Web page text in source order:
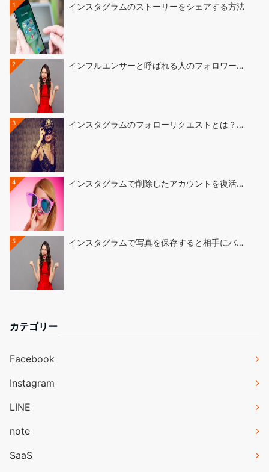
1 インスタグラムのストーリーをシェアする方法
2 インフルエンサーと呼ばれる人のフォロワー…
3 インスタグラムのフォローリクエストとは？…
4 インスタグラムで削除したアカウントを復活…
5 インスタグラムで写真を保存すると相手にバ…
カテゴリー
Facebook
Instagram
LINE
note
SaaS